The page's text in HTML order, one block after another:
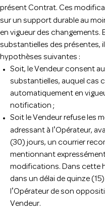
présent Contrat. Ces
sur un support durable au
en vigueur des changements.
substantielles des présentes,
hypothèses suivantes :
Soit, le Vendeur consent
substantielles, auquel cas
automatiquement en
notification ;
Soit le Vendeur refuse les
adressant à l ’Opérateur,
(30) jours, un courrier
mentionnant
modifications. Dans cette
dans un délai de quinze
’Opérateur de son
Vendeur.